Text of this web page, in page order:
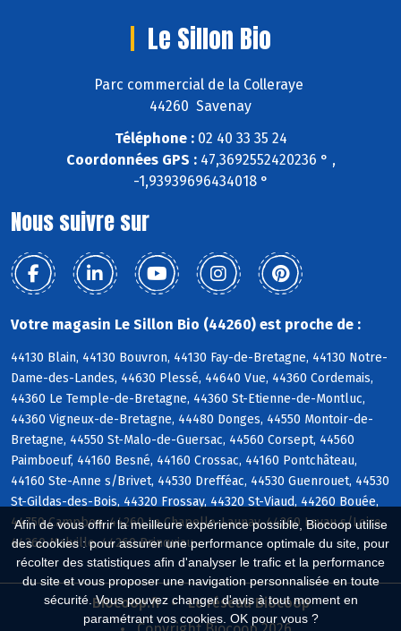
Afin de vous offrir la meilleure expérience possible, Biocoop utilise
des cookies : pour assurer une performance optimale du site, pour
récolter des statistiques afin d'analyser le trafic et la performance
du site et vous proposer une navigation personnalisée en toute
sécurité. Vous pouvez changer d'avis à tout moment en
paramétrant vos cookies. OK pour vous ?
Le Sillon Bio
Parc commercial de la Colleraye
44260 Savenay
Téléphone :02 40 33 35 24
Coordonnées GPS :47,3692552420236 ° ,
-1,93939696434018 °
Nous suivre sur
Votre magasin Le Sillon Bio (44260) est proche de :
44130 Blain, 44130 Bouvron, 44130 Fay-de-Bretagne, 44130 Notre-
Dame-des-Landes, 44630 Plessé, 44640 Vue, 44360 Cordemais,
44360 Le Temple-de-Bretagne, 44360 St-Etienne-de-Montluc,
44360 Vigneux-de-Bretagne, 44480 Donges, 44550 Montoir-de-
Bretagne, 44550 St-Malo-de-Guersac, 44560 Corsept, 44560
Paimboeuf, 44160 Besné, 44160 Crossac, 44160 Pontchâteau,
44160 Ste-Anne s/Brivet, 44530 Drefféac, 44530 Guenrouet, 44530
St-Gildas-des-Bois, 44320 Frossay, 44320 St-Viaud, 44260 Bouée,
44750 Campbon, 44260 La Chapelle-Launay, 44260 Lavau s/Loire,
44260 Malville, 44260 Prinquiau
Biocoop.fr
Le réseau Biocoop